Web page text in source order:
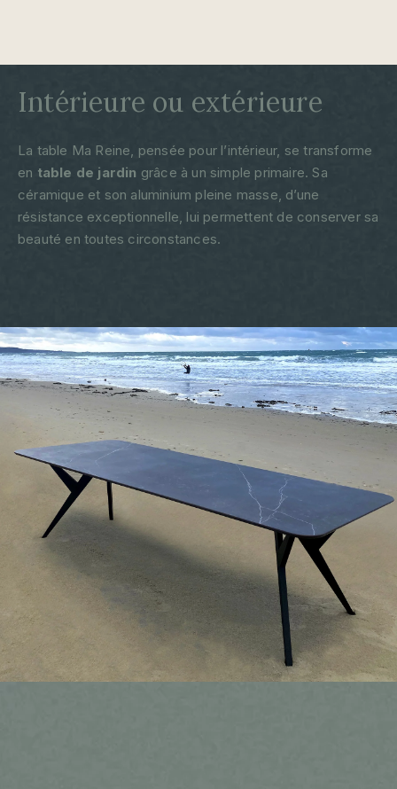
Intérieure ou extérieure
La table Ma Reine, pensée pour l’intérieur, se transforme
en table de jardin grâce à un simple primaire. Sa
céramique et son aluminium pleine masse, d’une
résistance exceptionnelle, lui permettent de conserver sa
beauté en toutes circonstances.